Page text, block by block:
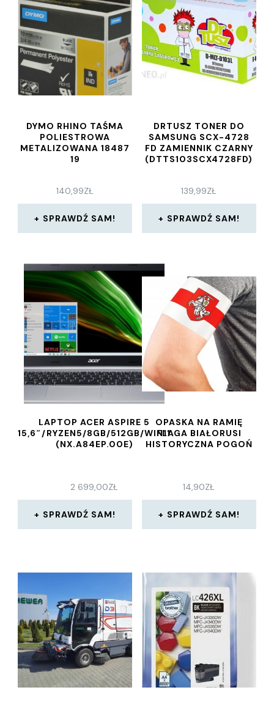
DYMO RHINO TAŚMA
POLIESTROWA
METALIZOWANA 18487
19
140,99ZŁ
SPRAWDŹ SAM!
DRTUSZ TONER DO
SAMSUNG SCX-4728
FD ZAMIENNIK CZARNY
(DTTS103SCX4728FD)
139,99ZŁ
SPRAWDŹ SAM!
LAPTOP ACER ASPIRE 5
15,6″/RYZEN5/8GB/512GB/WIN11
(NX.A84EP.00E)
2 699,00ZŁ
SPRAWDŹ SAM!
OPASKA NA RAMIĘ
FLAGA BIAŁORUSI
HISTORYCZNA POGOŃ
14,90ZŁ
SPRAWDŹ SAM!